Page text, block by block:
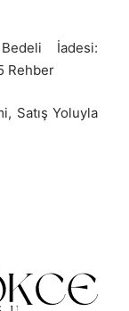
İadesi:
Rehber
Satış Yoluyla